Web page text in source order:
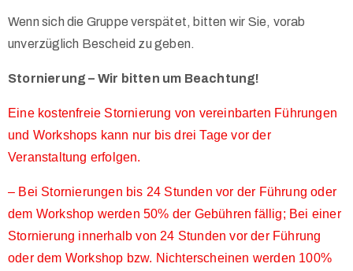
Wenn sich die Gruppe verspätet, bitten wir Sie, vorab
unverzüglich Bescheid zu geben.
Stornierung – Wir bitten um Beachtung!
Eine kostenfreie Stornierung von vereinbarten Führungen
und Workshops kann nur bis drei Tage vor der
Veranstaltung erfolgen.
– Bei Stornierungen bis 24 Stunden vor der Führung oder
dem Workshop werden 50% der Gebühren fällig; Bei einer
Stornierung innerhalb von 24 Stunden vor der Führung
oder dem Workshop bzw. Nichterscheinen werden 100%